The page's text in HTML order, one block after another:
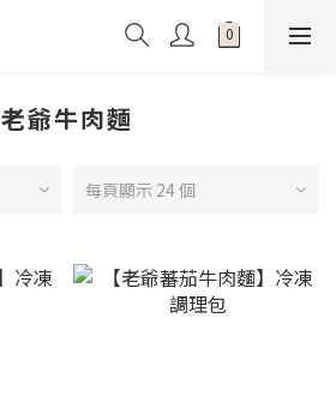
老爺牛肉麵
每頁顯示 24 個